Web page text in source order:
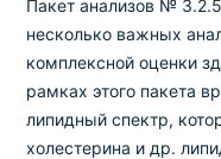
Пакет анализов №
несколько важных
комплексной оценки
рамках этого пакета
липидный спектр,
холестерина и др.